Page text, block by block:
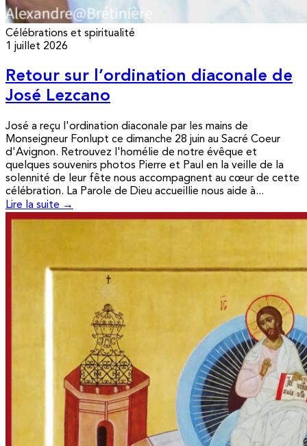
Célébrations et spiritualité
1 juillet 2026
Retour sur l’ordination diaconale de
José Lezcano
José a reçu l'ordination diaconale par les mains de
Monseigneur Fonlupt ce dimanche 28 juin au Sacré Coeur
d'Avignon. Retrouvez l'homélie de notre évêque et
quelques souvenirs photos Pierre et Paul en la veille de la
solennité de leur fête nous accompagnent au cœur de cette
célébration. La Parole de Dieu accueillie nous aide à...
Lire la suite →